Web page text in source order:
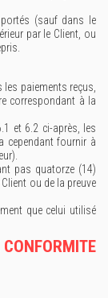
(sauf dans le
par le Client, ou
paiements reçus,
correspondant à la
et 6.2 ci-après, les
cependant fournir à
pas quatorze (14)
ou de la preuve
que celui utilisé